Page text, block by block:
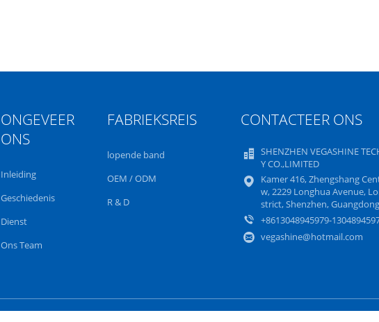
ONGEVEER
ONS
Inleiding
Geschiedenis
Dienst
Ons Team
FABRIEKSREIS
lopende band
OEM / ODM
R & D
CONTACTEER ONS
SHENZHEN VEGASHINE
Y CO.,LIMITED
Kamer 416, Zhengshang
w, 2229 Longhua Avenue,
strict, Shenzhen,
+8613048945979-
vegashine@hotmail.com